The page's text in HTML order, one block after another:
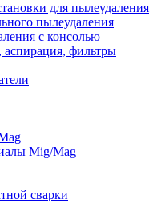
для пылеудаления
пылеудаления
с консолью
аспирация, фильтры
Mig/Mag
сварки